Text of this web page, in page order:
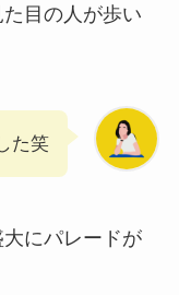
目の人が歩い
た笑
にパレードが